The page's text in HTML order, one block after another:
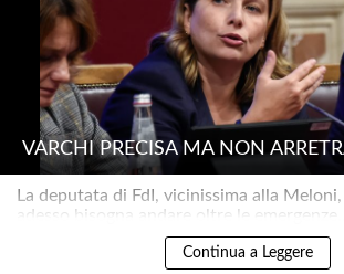
VARCHI PRECISA MA NON
La deputata di FdI, vicinissima alla
adesso bisogna andare oltre le emergenze..
Continua a Leggere